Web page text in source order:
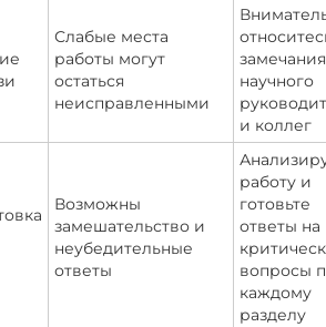
Слабые места
работы могут
остаться
неисправленными
научного
и коллег
Возможны
замешательство и
неубедительные
ответы
работу и
готовьте
ответы на
вопросы
каждому
разделу